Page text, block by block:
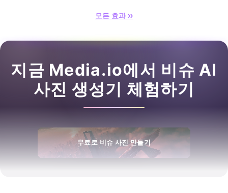
모든 효과 ››
지금 Media.io에서 비슈 AI
사진 생성기 체험하기
무료로 비슈 사진 만들기